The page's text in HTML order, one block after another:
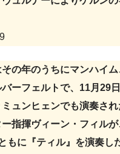
その年のうちにマンハイ
ーフェルトで、11月29
ュンヒェンでも演奏さ
指揮ヴィーン・フィル
もに『ティル』を演奏し